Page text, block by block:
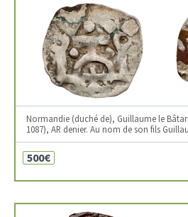
Normandie (duché de), Guillaume le
1087), AR denier. Au nom de son fils
500€